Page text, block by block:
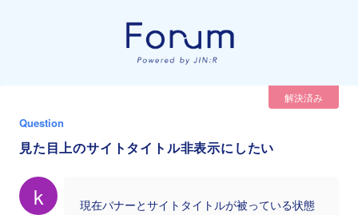
解決済み
Question
見た目上のサイトタイトル非表示にしたい
k
現在バナーとサイトタイトルが被っている状態